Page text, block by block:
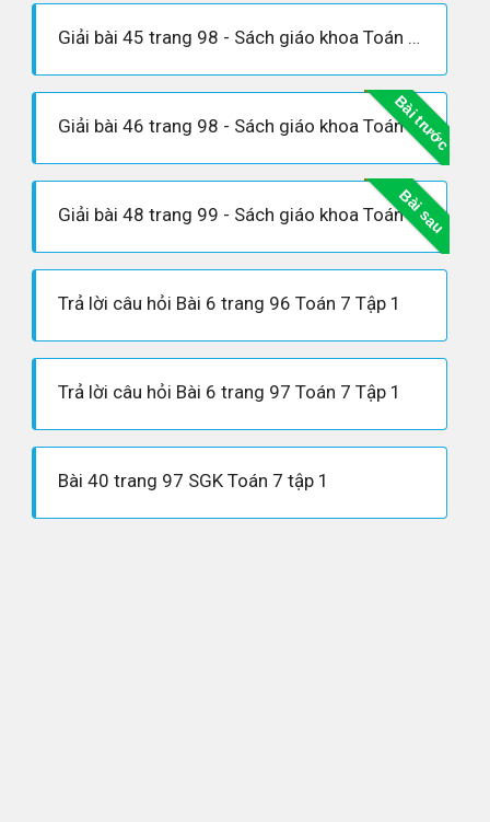
Giải bài 45 trang 98 - Sách giáo khoa Toán 7 tập 1
Bài trước
Giải bài 46 trang 98 - Sách giáo khoa Toán 7 tập 1
Bài sau
Giải bài 48 trang 99 - Sách giáo khoa Toán 7 tập 1
Trả lời câu hỏi Bài 6 trang 96 Toán 7 Tập 1
Trả lời câu hỏi Bài 6 trang 97 Toán 7 Tập 1
Bài 40 trang 97 SGK Toán 7 tập 1